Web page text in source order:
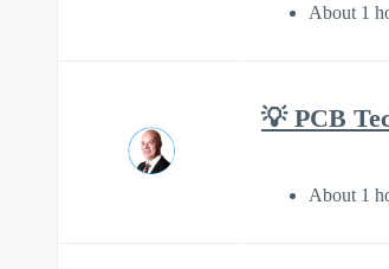
About 1
💡 PCB
About 1